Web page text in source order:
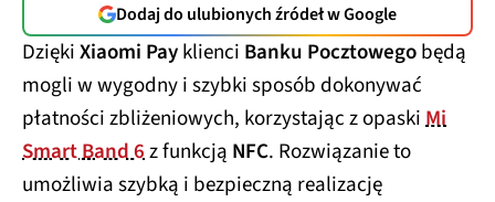
Dodaj do ulubionych źródeł w Google
DziękiXiaomi Payklienci Banku Pocztowegobędą
mogli w wygodny i szybki sposób dokonywać
płatności zbliżeniowych, korzystając z opaskiMi
Smart Band 6z funkcją NFC. Rozwiązanie to
umożliwia szybką i bezpieczną realizację